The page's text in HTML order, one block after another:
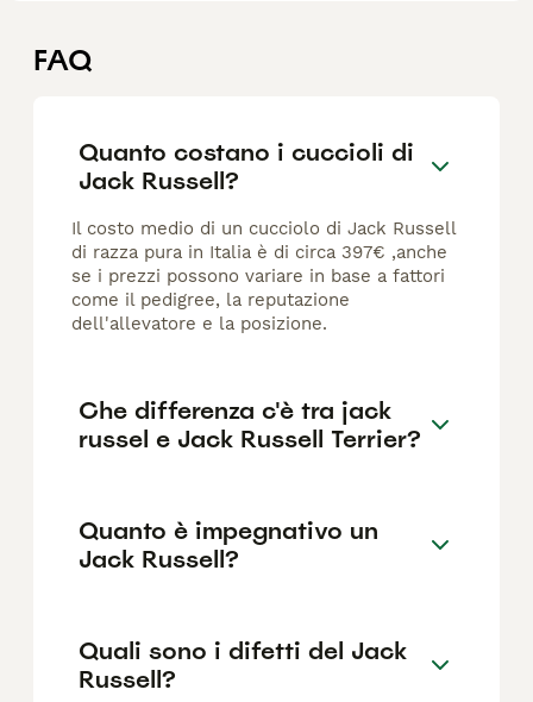
FAQ
Quanto costano i cuccioli di
Jack Russell?
Il costo medio di un cucciolo di Jack Russell
di razza pura in Italia è di circa 397€ ,anche
se i prezzi possono variare in base a fattori
come il pedigree, la reputazione
dell'allevatore e la posizione.
Che differenza c'è tra jack
russel e Jack Russell Terrier?
Quanto è impegnativo un
Jack Russell?
Quali sono i difetti del Jack
Russell?